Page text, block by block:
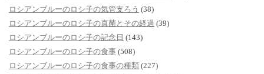
ロシアンブルーのロシ子の気管支ろう (38)
ロシアンブルーのロシ子の真菌とその経過 (39)
ロシアンブルーのロシ子の記念日 (143)
ロシアンブルーのロシ子の食事 (508)
ロシアンブルーのロシ子の食事の種類 (227)